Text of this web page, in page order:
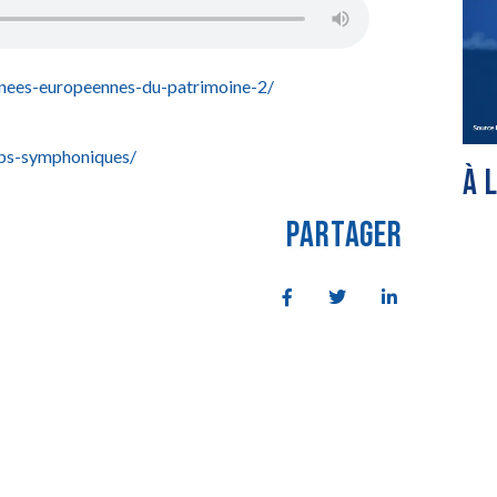
europeennes-du-patrimoine-2/
symphoniques/
PARTAGER
À